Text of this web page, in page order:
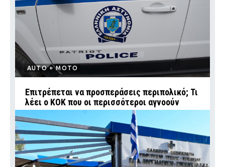
AUTO + MOTO
Επιτρέπεται να προσπεράσεις περιπολικό; Τι
λέει ο ΚΟΚ που οι περισσότεροι αγνοούν